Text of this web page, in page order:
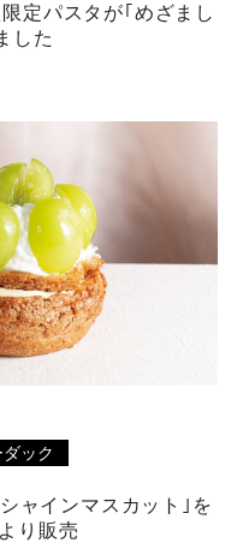
定パスタが｢めざまし
した
ック
ャインマスカット｣を
り販売